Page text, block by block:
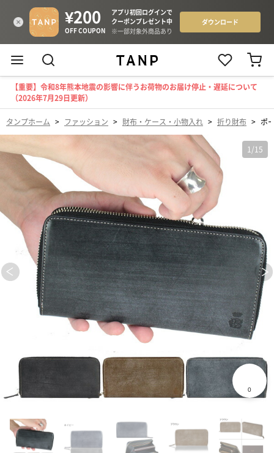
【重要】令和8年熊本地震の影響に伴うお荷物のお届け停止・遅延について
（2026年7月29日更新）
タンプホーム > ファッション > 財布・ケース・小物入れ > 折り財布 > ポ
1 /15